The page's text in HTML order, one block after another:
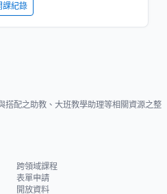
課紀錄
搭配之助教、大班教學助理等相關資源之整
跨領域課程
表單申請
開放資料